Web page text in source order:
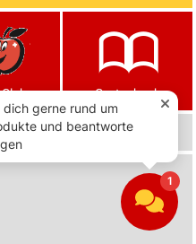
Gartenbuch